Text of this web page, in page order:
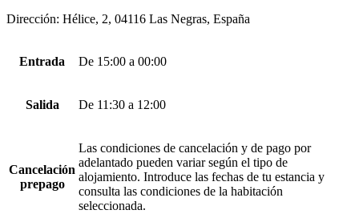
Dirección: Hélice, 2, 04116 Las Negras, España
Entrada De 15:00 a 00:00
Salida De 11:30 a 12:00
Cancelación
prepago
Las condiciones de cancelación y de pago por
adelantado pueden variar según el tipo de
alojamiento. Introduce las fechas de tu estancia y
consulta las condiciones de la habitación
seleccionada.